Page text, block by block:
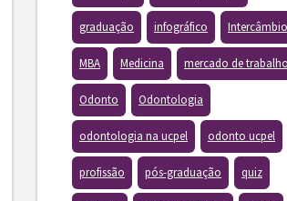
graduação infográfico Intercâmbio
MBA Medicina mercado de trabalho
Odonto Odontologia
odontologia na ucpel odonto ucpel
profissão pós-graduação quiz